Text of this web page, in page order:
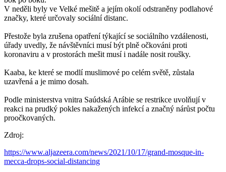
V neděli byly ve Velké mešitě a jejím okolí odstraněny podlahové
značky, které určovaly sociální distanc.
Přestože byla zrušena opatření týkající se sociálního vzdálenosti,
úřady uvedly, že návštěvníci musí být plně očkováni proti
koronaviru a v prostorách mešit musí i nadále nosit roušky.
Kaaba, ke které se modlí muslimové po celém světě, zůstala
uzavřená a je mimo dosah.
Podle ministerstva vnitra Saúdská Arábie se restrikce uvolňují v
reakci na prudký pokles nakažených infekcí a značný nárůst počtu
proočkovaných.
Zdroj:
https://www.aljazeera.com/news/2021/10/17/grand-mosque-in-
mecca-drops-social-distancing